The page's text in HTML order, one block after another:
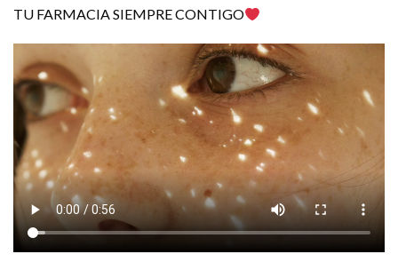
TU FARMACIA SIEMPRE CONTIGO